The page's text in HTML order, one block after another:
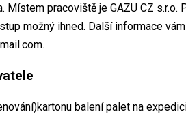
Místem pracoviště je GAZU CZ
možný ihned. Další informace
balení palet na